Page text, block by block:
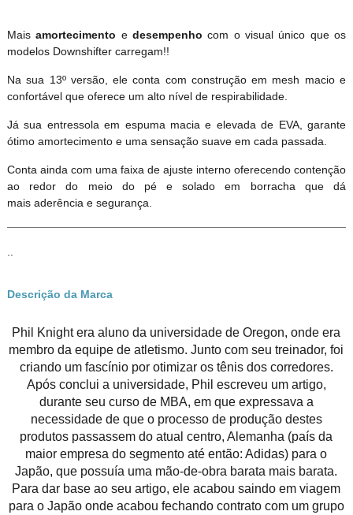
Maisamortecimento e desempenhocom o visual único que os
modelos Downshifter carregam!!
Na sua 13º versão, ele conta com construção em mesh macio e
confortável que oferece um alto nível de respirabilidade.
Já sua entressola em espuma macia e elevada de EVA, garante
ótimo amortecimento e uma sensação suave em cada passada.
Conta ainda com uma faixa de ajuste interno oferecendo contenção
ao redor do meio do pé e solado em borracha que d
mais aderência e segurança.
Descrição da Marca
Phil Knight era aluno da universidade de Oregon, onde era
membro da equipe de atletismo. Junto com seu treinador, foi
criando um fascínio por otimizar os tênis dos corredores.
Após conclui a universidade, Phil escreveu um artigo,
durante seu curso de MBA, em que expressava a
necessidade de que o processo de produção destes
produtos passassem do atual centro, Alemanha (país da
maior empresa do segmento até então: Adidas) para o
Japão, que possuía uma mão-de-obra barata mais barata.
Para dar base ao seu artigo, ele acabou saindo em viagem
para o Japão onde acabou fechando contrato com um grupo